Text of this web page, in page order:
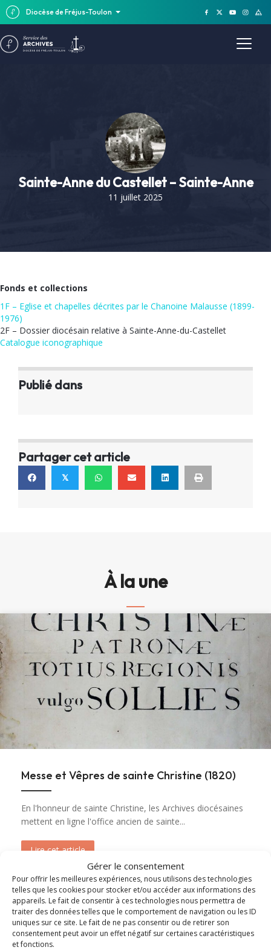
Diocèse de Fréjus-Toulon
Gérer le consentement
Pour offrir les meilleures expériences, nous utilisons des technologies
telles que les cookies pour stocker et/ou accéder aux informations des
appareils. Le fait de consentir à ces technologies nous permettra de
traiter des données telles que le comportement de navigation ou les ID
uniques sur ce site. Le fait de ne pas consentir ou de retirer son
consentement peut avoir un effet négatif sur certaines caractéristiques
et fonctions.
Sainte-Anne du Castellet – Sainte-Anne
11 juillet 2025
Fonds et collections
1F – Eglise et chapelles décrites par le Chanoine Malausse (1899-
1976)
2F – Dossier diocésain relative à Sainte-Anne-du-Castellet
Catalogue iconographique
Publié dans
Partager cet article
𝕏
À la une
Messe et Vêpres de sainte Christine (1820)
En l'honneur de sainte Christine, les Archives diocésaines
mettent en ligne l'office ancien de sainte...
Lire cet articleabout Messe et Vêpres de sainte Christine